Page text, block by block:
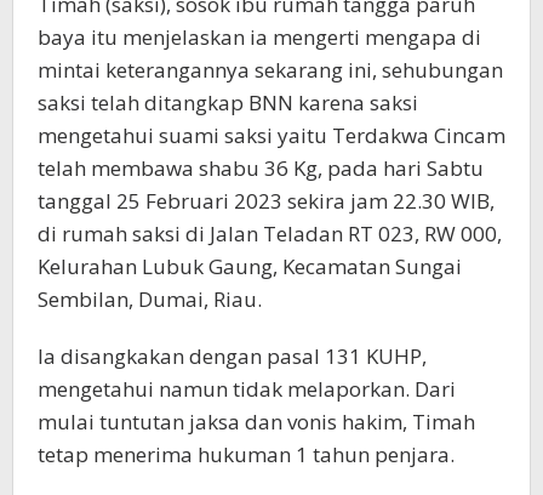
baya itu menjelaskan ia mengerti mengapa di
mintai keterangannya sekarang ini, sehubungan
saksi telah ditangkap BNN karena saksi
mengetahui suami saksi yaitu Terdakwa Cincam
telah membawa shabu 36 Kg, pada hari Sabtu
tanggal 25 Februari 2023 sekira jam 22.30 WIB,
di rumah saksi di Jalan Teladan RT 023, RW 000,
Kelurahan Lubuk Gaung, Kecamatan Sungai
Sembilan, Dumai, Riau.
Ia disangkakan dengan pasal 131 KUHP,
mengetahui namun tidak melaporkan. Dari
mulai tuntutan jaksa dan vonis hakim, Timah
tetap menerima hukuman 1 tahun penjara.